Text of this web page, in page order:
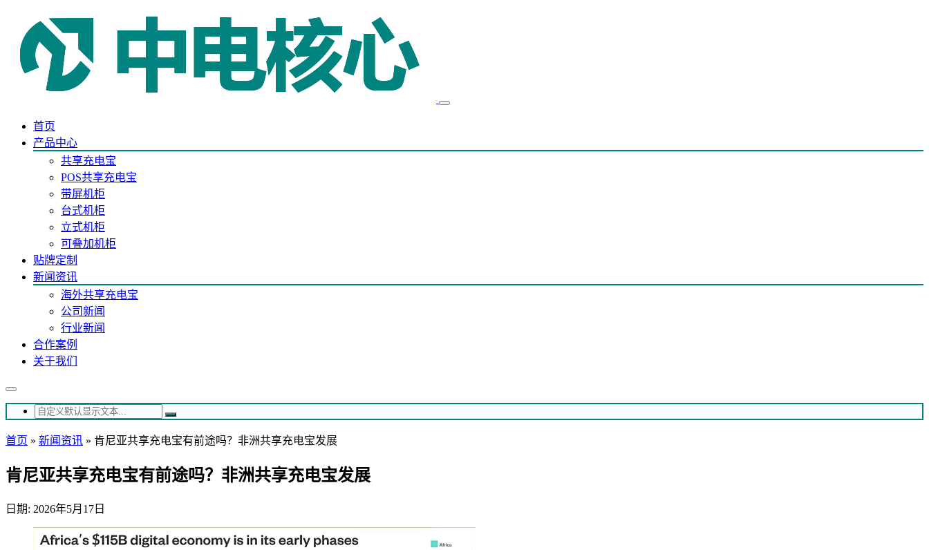
首页
产品中心
共享充电宝
POS共享充电宝
带屏机柜
台式机柜
立式机柜
可叠加机柜
贴牌定制
新闻资讯
海外共享充电宝
公司新闻
行业新闻
合作案例
关于我们
首页 » 新闻资讯 » 肯尼亚共享充电宝有前途吗？非洲共享充电宝发展
肯尼亚共享充电宝有前途吗？非洲共享充电宝发展
日期: 2026年5月17日